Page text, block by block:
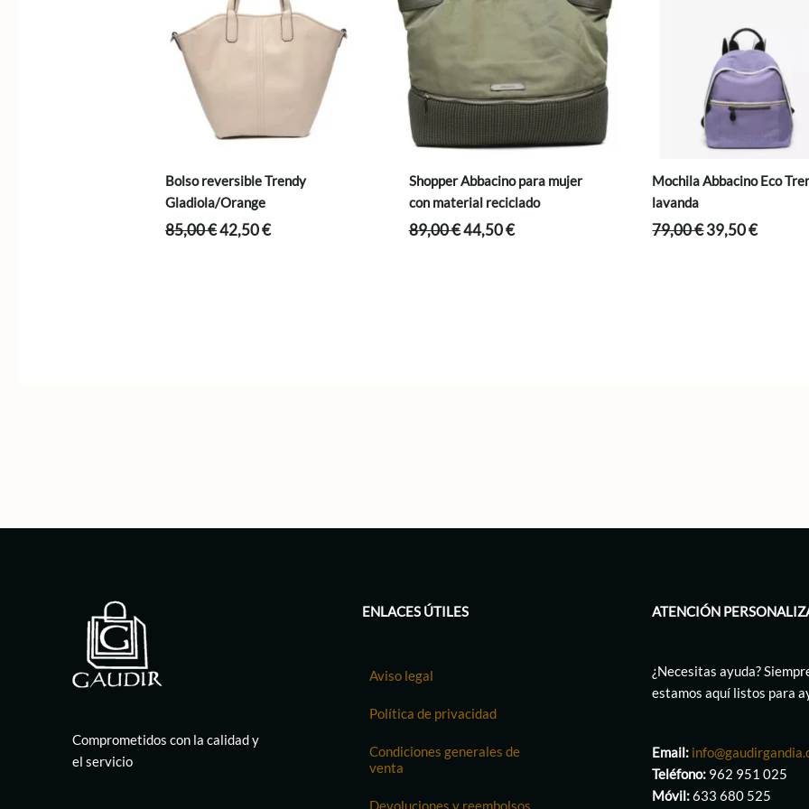
Bolso reversible Trendy
Gladiola/Orange
85,00€El
42,50€El
Shopper Abbacino para mujer
con material reciclado
89,00€El
44,50€El
Mochila Abbacino Eco
lavanda
79,00€El
39,50€El
Comprometidos con la calidad y
el servicio
ENLACES ÚTILES
Aviso legal
Política de privacidad
Condiciones generales de
venta
Devoluciones y reembolsos
ATENCIÓN
¿Necesitas ayuda?
estamos aquí listos para
Email:
Teléfono: 962 951 025
Móvil:633 680 525